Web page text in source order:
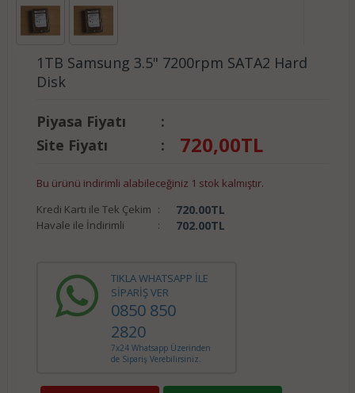
1TB Samsung 3.5" 7200rpm SATA2 Hard
Disk
Piyasa Fiyatı
:
Site Fiyatı
: 720,00TL
Bu ürünü indirimli alabileceğiniz 1 stok kalmıştır.
Kredi Kartı ile Tek Çekim : 720.00TL
Havale ile İndirimli : 702.00TL
TIKLA WHATSAPP İLE
SİPARİŞ VER
0850 850
2820
7x24 Whatsapp Üzerinden
de Sipariş Verebilirsiniz.